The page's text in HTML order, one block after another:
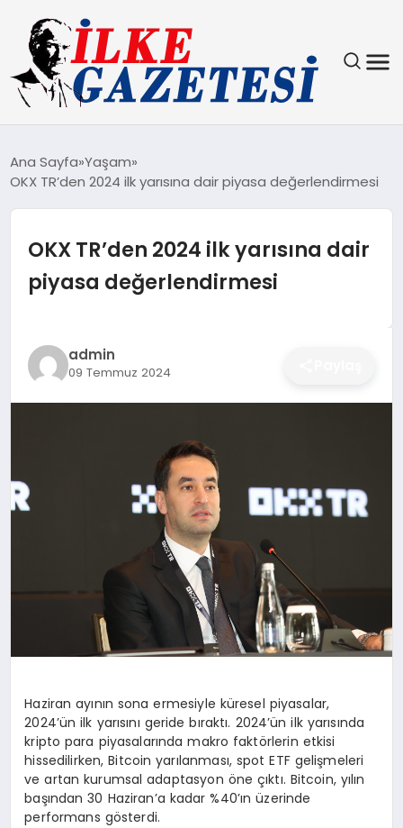
SPOR
SAĞLIK
EKONOMI
Ana Sayfa Yaşam
OKX TR’den 2024 ilk yarısına dair piyasa değerlendirmesi
OKX TR’den 2024 ilk yarısına dair
piyasa değerlendirmesi
admin
09 Temmuz 2024
Haziran ayının sona ermesiyle küresel piyasalar,
2024’ün ilk yarısını geride bıraktı. 2024’ün ilk yarısında
kripto para piyasalarında makro faktörlerin etkisi
hissedilirken, Bitcoin yarılanması, spot ETF gelişmeleri
ve artan kurumsal adaptasyon öne çıktı. Bitcoin, yılın
başından 30 Haziran’a kadar %40’ın üzerinde
performans gösterdi.